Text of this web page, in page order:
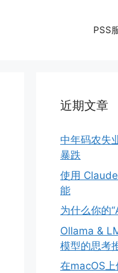
PSS
近期文章
中年码农失
暴跌
使用
能
为什么你的
Ollama &
模型的思考
在macOS